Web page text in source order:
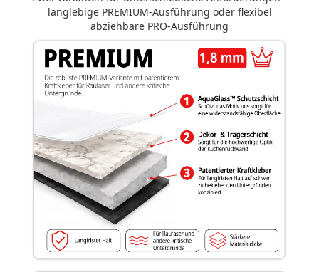
langlebige PREMIUM-Ausführung oder flexibel
abziehbare PRO-Ausführung